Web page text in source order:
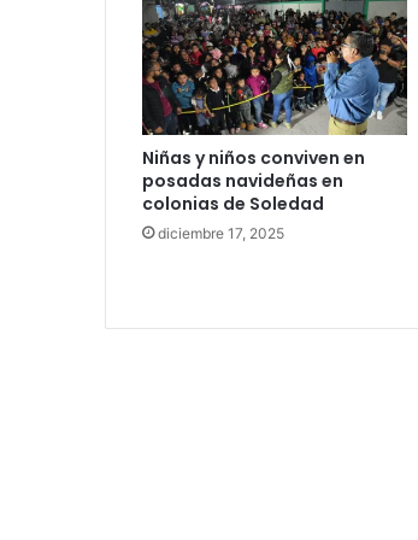
Niñas y niños conviven en
posadas navideñas en
colonias de Soledad
diciembre 17, 2025